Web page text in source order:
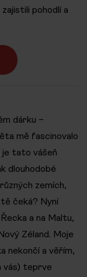
pohodlí a
dárku –
mě fascinovalo
je tato vášeň
dlouhodobé
zemích,
čeká? Nyní
a na Maltu,
Zéland. Moje
nekončí a věřím,
vás) teprve